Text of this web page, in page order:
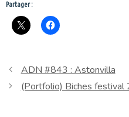
Partager :
ADN #843 : Astonvilla
(Portfolio) Biches festival